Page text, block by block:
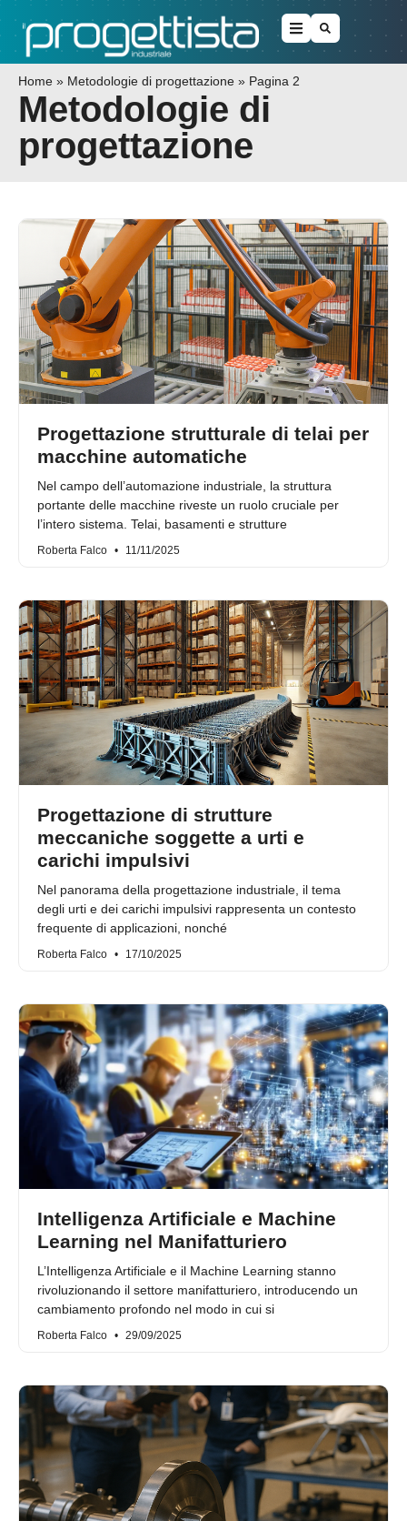
Home » Metodologie di progettazione » Pagina 2
Metodologie di
progettazione
Progettazione strutturale di telai per
macchine automatiche
Nel campo dell’automazione industriale, la struttura
portante delle macchine riveste un ruolo cruciale per
l’intero sistema. Telai, basamenti e strutture
Roberta Falco 11/11/2025
Progettazione di strutture
meccaniche soggette a urti e
carichi impulsivi
Nel panorama della progettazione industriale, il tema
degli urti e dei carichi impulsivi rappresenta un contesto
frequente di applicazioni, nonché
Roberta Falco 17/10/2025
Intelligenza Artificiale e Machine
Learning nel Manifatturiero
L’Intelligenza Artificiale e il Machine Learning stanno
rivoluzionando il settore manifatturiero, introducendo un
cambiamento profondo nel modo in cui si
Roberta Falco 29/09/2025